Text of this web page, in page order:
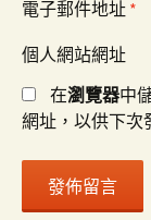
電子郵件地址 *
個人網站網址
在瀏覽器中
網址，以供下次